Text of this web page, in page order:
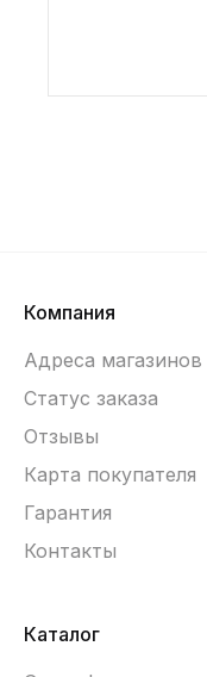
Компания
Адреса магазинов
Статус заказа
Отзывы
Карта покупателя
Гарантия
Контакты
Каталог